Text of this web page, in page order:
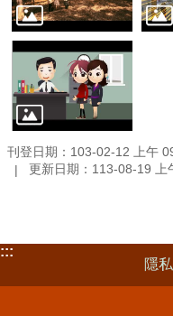
刊登日期：103-02-12 上午
更新日期：113-08-19 上
:::
隱